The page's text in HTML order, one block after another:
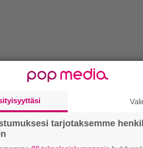
tarjotaksemme